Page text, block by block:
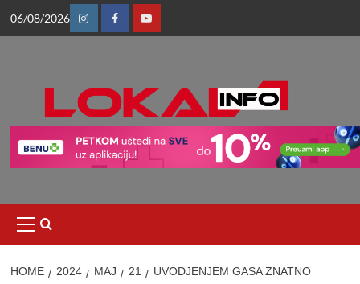
06/08/2026
InstagramFacebookYoutube
Menu
HOME 2024 МАЈ 21
UVODJENJEM GASA ZNATNO